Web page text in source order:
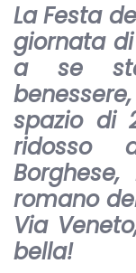
La Festa
giornata
a se
spazio di
ridosso
romano
Via
bella!